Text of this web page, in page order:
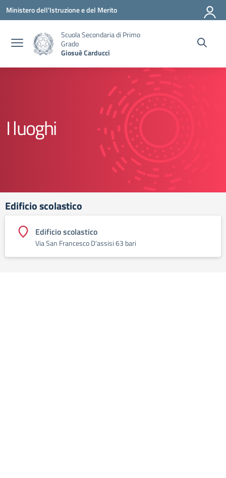
Vai ai contenuti
Vai al menu di navigazione
Vai al footer
Ministero dell'Istruzione e del Merito
Scuola Secondaria di Primo
Grado
Giosuè Carducci
I luoghi
Edificio scolastico
Edificio scolastico
Via San Francesco D'assisi 63 bari